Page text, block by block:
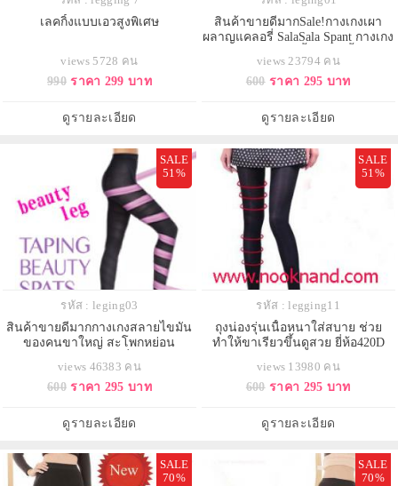
เลคกิ้งแบบเอวสูงพิเศษ
views 5728 คน
990 ราคา 299 บาท
ดูรายละเอียด
สินค้าขายดีมากSale!กางเกงเผา
ผลาญแคลอรี่ SalaSala Spant กางเกง
เป็นริ้วๆ
views 23794 คน
600 ราคา 295 บาท
ดูรายละเอียด
SALE
51%
รหัส : leging03
สินค้าขายดีมากกางเกงสลายไขมัน
ของคนขาใหญ่ สะโพกหย่อน
BEAUTY SPATS
views 46383 คน
600 ราคา 295 บาท
ดูรายละเอียด
SALE
51%
รหัส : legging11
ถุงน่องรุ่นเนื้อหนาใส่สบาย ช่วย
ทำให้ขาเรียวขึ้นดูสวย ยี่ห้อ420D
views 13980 คน
600 ราคา 295 บาท
ดูรายละเอียด
SALE
70%
SALE
70%